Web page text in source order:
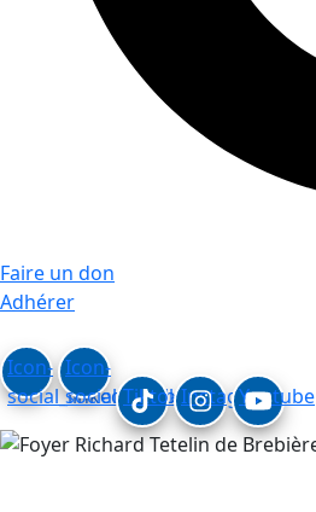
Faire un don
Adhérer
Icon-
social_linkedin
Icon-
social_facebook
TiktokInstagramYoutube